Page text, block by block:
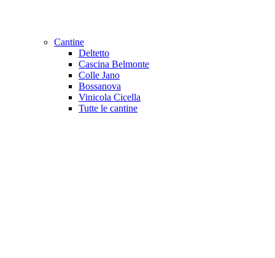
Cantine
Deltetto
Cascina Belmonte
Colle Jano
Bossanova
Vinicola Cicella
Tutte le cantine